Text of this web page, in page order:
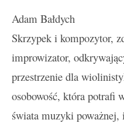
Adam Bałdych
Skrzypek i kompozytor,
improwizator,
przestrzenie dla
osobowość, która potrafi
świata muzyki